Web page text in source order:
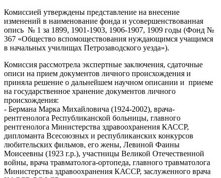
Комиссией утверждены представление на внесение
изменений в наименование фонда и усовершенствованная
опись № 1 за 1899, 1901-1903, 1906-1907, 1909 годы (Фонд №
367 «Общество вспомоществования нуждающимся учащимся
в начальных училищах Петрозаводского уезда»).
Комиссия рассмотрела экспертные заключения, сдаточные
описи на прием документов личного происхождения и
приняла решение о дальнейшем научном описании и приеме
на государственное хранение документов личного
происхождения:
- Бермана Марка Михайловича (1924-2002), врача-
рентгенолога Республиканской больницы, главного
рентгенолога Министерства здравоохранения КАССР,
дипломанта Всесоюзных и республиканских конкурсов
любительских фильмов, его жены, Левиной Фаины
Моисеевны (1923 г.р.), участницы Великой Отечественной
войны, врача травматолога-ортопеда, главного травматолога
Министерства здравоохранения КАССР, заслуженного врача